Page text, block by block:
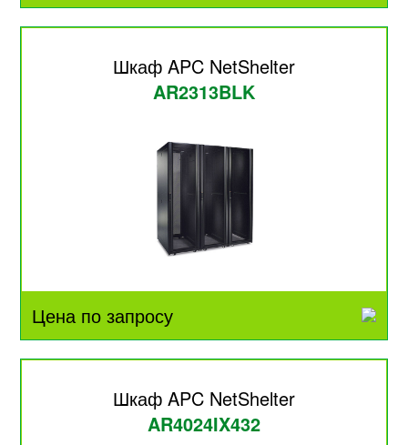
Шкаф APC NetShelter
AR2313BLK
Цена по запросу
Шкаф APC NetShelter
AR4024IX432